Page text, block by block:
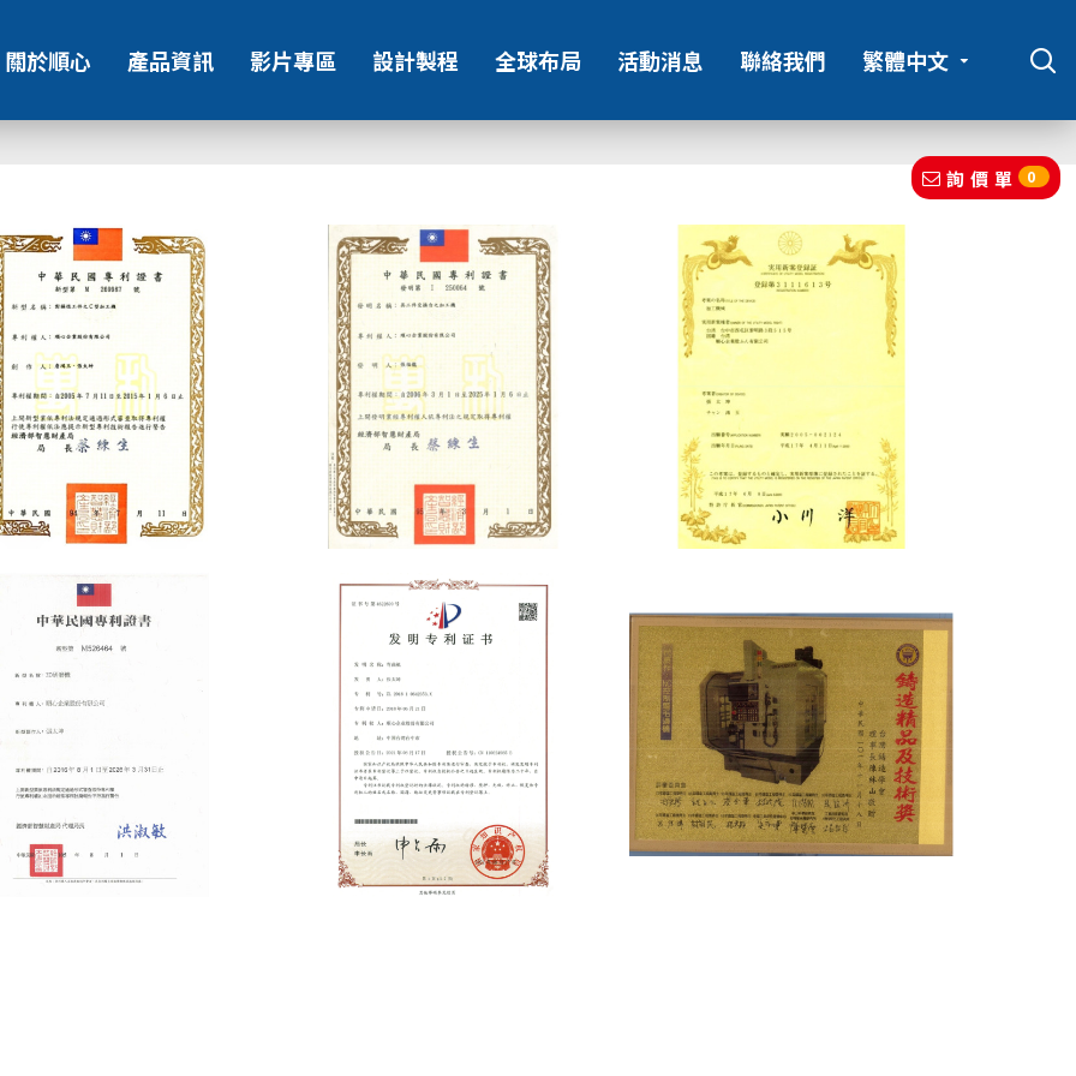
關於順心 產品資訊 影片專區 設計製程 全球布局 活動消息 聯絡我們 繁體中文
詢價單 0